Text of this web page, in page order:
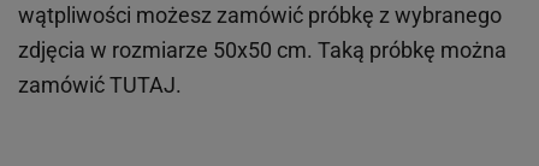
wątpliwości możesz zamówić próbkę z wybranego
zdjęcia w rozmiarze 50x50 cm. Taką próbkę można
zamówićTUTAJ.